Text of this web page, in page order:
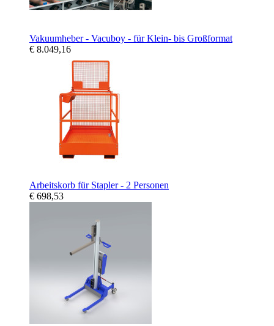
Vakuumheber - Vacuboy - für Klein- bis Großformat
€ 8.049,16
Arbeitskorb für Stapler - 2 Personen
€ 698,53